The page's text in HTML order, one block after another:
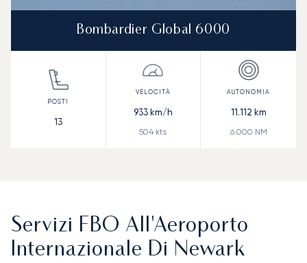
Bombardier Global 6000
13
933km/h
504 kts
11.112 km
6.000 NM
Servizi FBO All'Aeroporto
Internazionale Di Newark